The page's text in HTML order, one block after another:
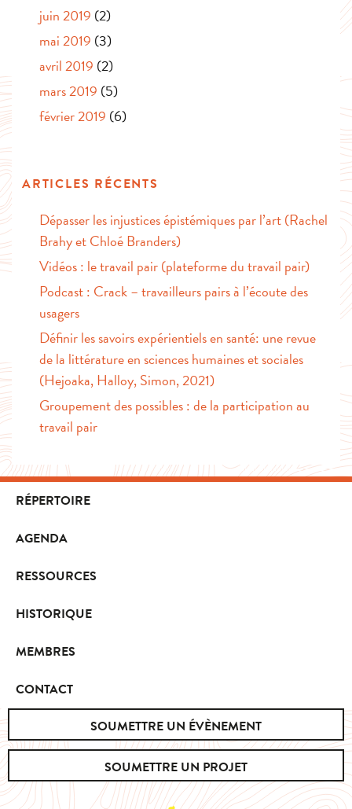
juin 2019 (2)
mai 2019 (3)
avril 2019 (2)
mars 2019 (5)
février 2019 (6)
ARTICLES RÉCENTS
Dépasser les injustices épistémiques par l’art (Rachel
Brahy et Chloé Branders)
Vidéos : le travail pair (plateforme du travail pair)
Podcast : Crack – travailleurs pairs à l’écoute des
usagers
Définir les savoirs expérientiels en santé: une revue
de la littérature en sciences humaines et sociales
(Hejoaka, Halloy, Simon, 2021)
Groupement des possibles : de la participation au
travail pair
RÉPERTOIRE
AGENDA
RESSOURCES
HISTORIQUE
MEMBRES
CONTACT
SOUMETTRE UN ÉVÈNEMENT
SOUMETTRE UN PROJET